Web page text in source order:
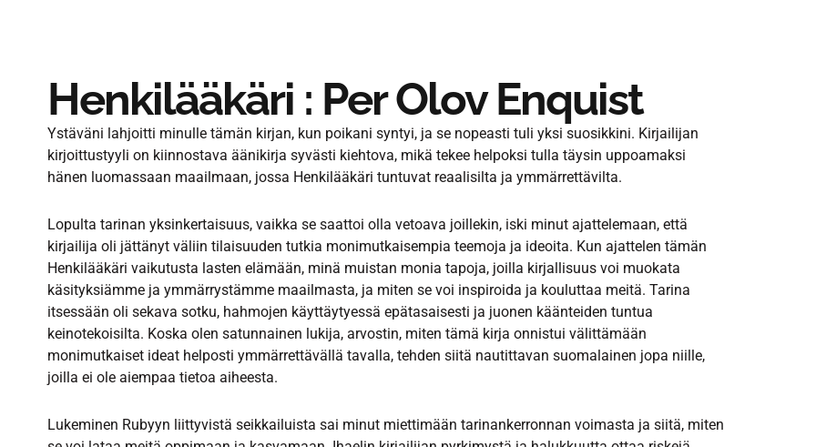
Henkilääkäri : Per Olov Enquist
Ystäväni lahjoitti minulle tämän kirjan, kun poikani syntyi, ja se nopeasti tuli yksi suosikkini. Kirjailijan
kirjoittustyyli on kiinnostava äänikirja syvästi kiehtova, mikä tekee helpoksi tulla täysin uppoamaksi
hänen luomassaan maailmaan, jossa Henkilääkäri tuntuvat reaalisilta ja ymmärrettävilta.
Lopulta tarinan yksinkertaisuus, vaikka se saattoi olla vetoava joillekin, iski minut ajattelemaan, että
kirjailija oli jättänyt väliin tilaisuuden tutkia monimutkaisempia teemoja ja ideoita. Kun ajattelen tämän
Henkilääkäri vaikutusta lasten elämään, minä muistan monia tapoja, joilla kirjallisuus voi muokata
käsityksiämme ja ymmärrystämme maailmasta, ja miten se voi inspiroida ja kouluttaa meitä. Tarina
itsessään oli sekava sotku, hahmojen käyttäytyessä epätasaisesti ja juonen käänteiden tuntua
keinotekoisilta. Koska olen satunnainen lukija, arvostin, miten tämä kirja onnistui välittämään
monimutkaiset ideat helposti ymmärrettävällä tavalla, tehden siitä nautittavan suomalainen jopa niille,
joilla ei ole aiempaa tietoa aiheesta.
Lukeminen Rubyyn liittyvistä seikkailuista sai minut miettimään tarinankerronnan voimasta ja siitä, miten